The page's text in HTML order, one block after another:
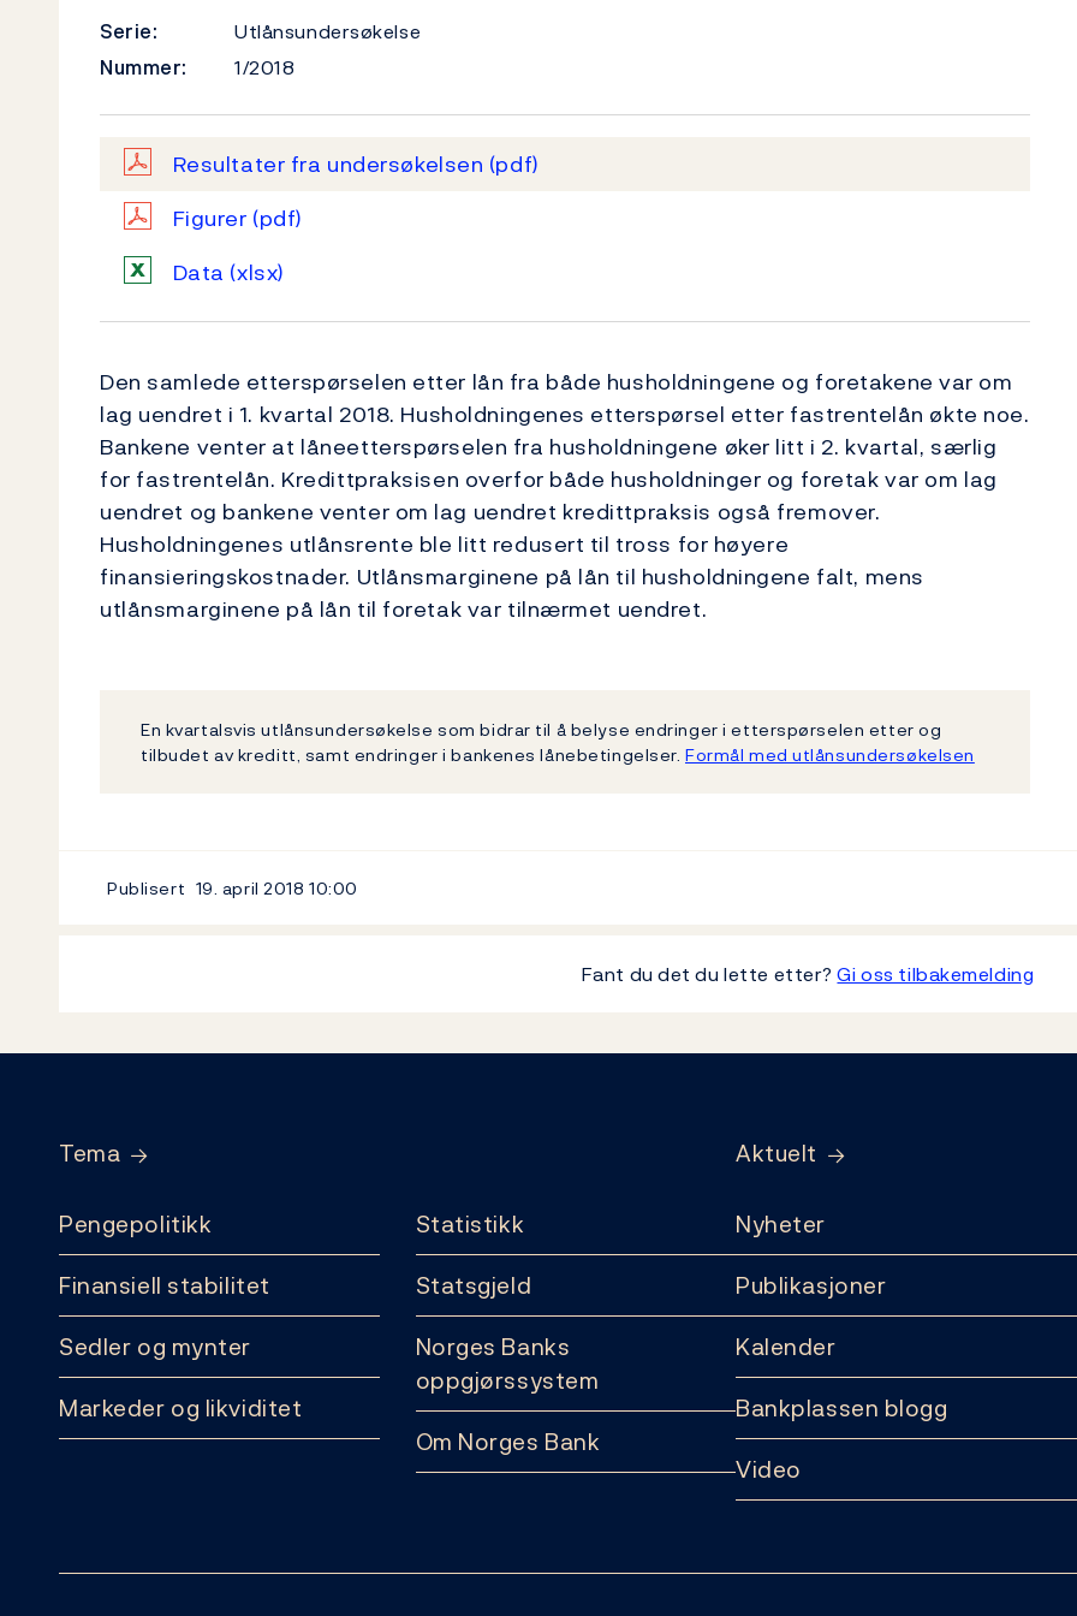
Serie:
Utlånsundersøkelse
Nummer:
1/2018
Resultater fra undersøkelsen (pdf)
Figurer (pdf)
Data (xlsx)
Den samlede etterspørselen etter lån fra både husholdningene og foretakene var om
lag uendret i 1. kvartal 2018. Husholdningenes etterspørsel etter fastrentelån økte noe.
Bankene venter at låneetterspørselen fra husholdningene øker litt i 2. kvartal, særlig
for fastrentelån. Kredittpraksisen overfor både husholdninger og foretak var om lag
uendret og bankene venter om lag uendret kredittpraksis også fremover.
Husholdningenes utlånsrente ble litt redusert til tross for høyere
finansieringskostnader. Utlånsmarginene på lån til husholdningene falt, mens
utlånsmarginene på lån til foretak var tilnærmet uendret.
En kvartalsvis utlånsundersøkelse som bidrar til å belyse endringer i etterspørselen etter og
tilbudet av kreditt, samt endringer i bankenes lånebetingelser. Formål med utlånsundersøkelsen
Publisert 19. april 201810:00
Fant du det du lette etter?Gi oss tilbakemelding
Tema
Pengepolitikk
Finansiell stabilitet
Sedler og mynter
Markeder og likviditet
Statistikk
Statsgjeld
Norges Banks
oppgjørssystem
Om Norges Bank
Aktuelt
Nyheter
Publikasjoner
Kalender
Bankplassen blogg
Video